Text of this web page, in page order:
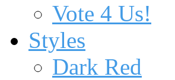
Vote 4 Us!
Styles
Dark Red